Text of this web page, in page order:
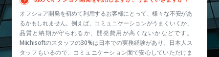
オフショア開発を初めて利用するお客様にとって、様々な不安があ
るかもしれません。例えば、コミュニケーションがうまくいくか、
品質と納期が守られるか、開発費用が高くないかなどです。
Miichisoftのスタッフの30%は日本での実務経験があり、日本人ス
タッフもいるので、コミュニケーション面で安心していただけま